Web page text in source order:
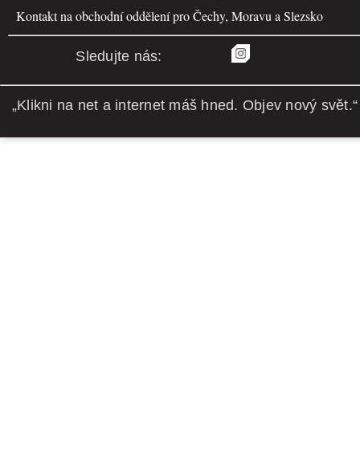
Kontakt na obchodní oddělení pro Čechy, Moravu a Slezsko
Sledujte nás:
„Klikni na net a internet máš hned. Objev nový svět.“